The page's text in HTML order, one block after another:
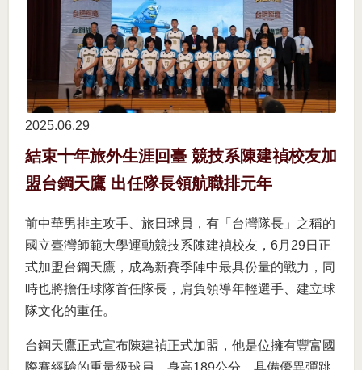
2025.06 29
結束十年旅外生涯回臺 競技系陳建禎校友加
盟台鋼天鷹 出任隊長領航職排元年
前中華男排主攻手、旅日球員，有「台灣隊長」之稱的
國立臺灣師範大學運動競技系陳建禎校友，6月29日正
式加盟台鋼天鷹，成為新賽季陣中最具份量的戰力，同
時也將擔任球隊首任隊長，肩負領導年輕選手、建立球
隊文化的重任。
台鋼天鷹正式宣布陳建禎正式加盟，他是位擁有豐富國